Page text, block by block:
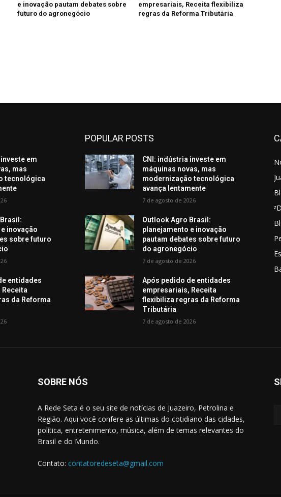
e inovação pautam debates sobre
futuro do agronegócio
empresariais, Receita flexibiliza
regras da Reforma Tributária
em
mas
tecnológica
inovação
sobre futuro
entidades
da Reforma
POPULAR POSTS
CNI: indústria investe em
máquinas novas, mas
modernização tecnológica
avança lentamente
7 de agosto de 2026
Outlook Agro Brasil:
planejamento e inovação
pautam debates sobre futuro
do agronegócio
7 de agosto de 2026
Após pedido de entidades
empresariais, Receita
flexibiliza regras da Reforma
Tributária
7 de agosto de 2026
SOBRE NÓS
A Rede Seta é o seu site de notícias de Juazeiro, Petrolina e
Região. Aqui você confere as últimas do cotidiano das cidades,
política, entretenimento, música, além de temas relevantes do
Brasil e do Mundo.
Contato: contatoredeseta@gmail.com